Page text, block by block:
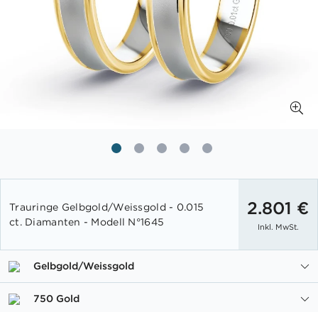
der
Bildgalerie
Trauringe Gelbgold/Weissgold - 0.015
ct. Diamanten - Modell N°1645
2.801 €
Inkl. MwSt.
Gelbgold/Weissgold
750 Gold